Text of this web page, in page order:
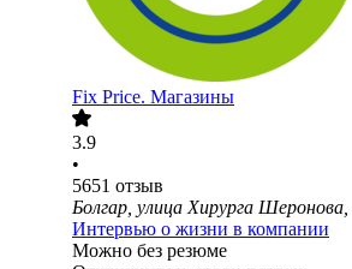
Fix Price. Магазины
3.9
•
5651 отзыв
Болгар, улица Хирурга Шеронова,
Интервью о жизни в компании
Можно без резюме